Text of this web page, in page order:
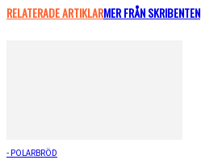
RELATERADE ARTIKLARMER FRÅN SKRIBENTEN
- POLARBRÖD